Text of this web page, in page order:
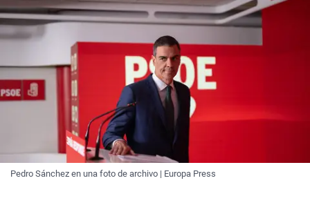
Pedro Sánchez en una foto de archivo | Europa Press